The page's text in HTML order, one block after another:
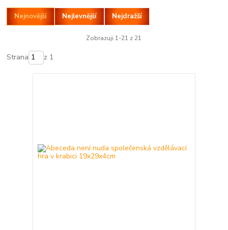
Nejnovější Nejlevnější Nejdražší
Zobrazuji 1-21 z 21
Strana z 1